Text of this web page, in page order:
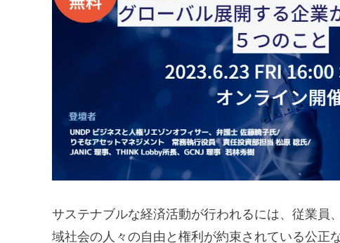
サステナブルな経済活動が行われるには、従業員
域社会の人々の自由と権利が約束されている公正